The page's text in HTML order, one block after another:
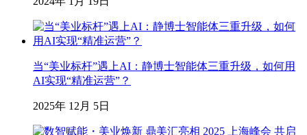
当“美业标杆”遇上AI：静博士智能体三重升级，如何用
AI实现“精准运营”？
2025年 12月 5日